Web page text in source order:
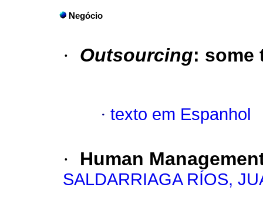
Negócio
· Outsourcing: some
· texto em Espanhol
· Human
SALDARRIAGA RÍOS,